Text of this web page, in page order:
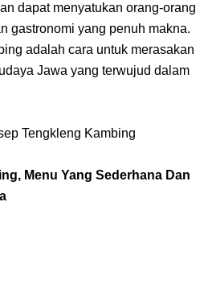
Kepulauan Yang Terletak Di
Hindia
Sangat Mudah Dan Tidak Ribet
Sekali
Udon
dapat menyatukan orang-orang
gastronomi yang penuh makna.
adalah cara untuk merasakan
Jawa yang terwujud dalam
Tengkleng Kambing
Menu Yang Sederhana Dan